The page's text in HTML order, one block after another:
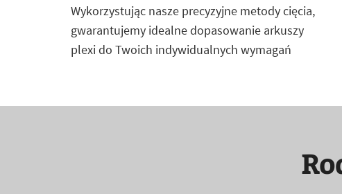
Wykorzystując nasze precyzyjne metody cięcia,
gwarantujemy idealne dopasowanie arkuszy
plexi do Twoich indywidualnych wymagań